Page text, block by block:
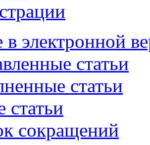
в электронной
статьи
статьи
статьи
сокращений